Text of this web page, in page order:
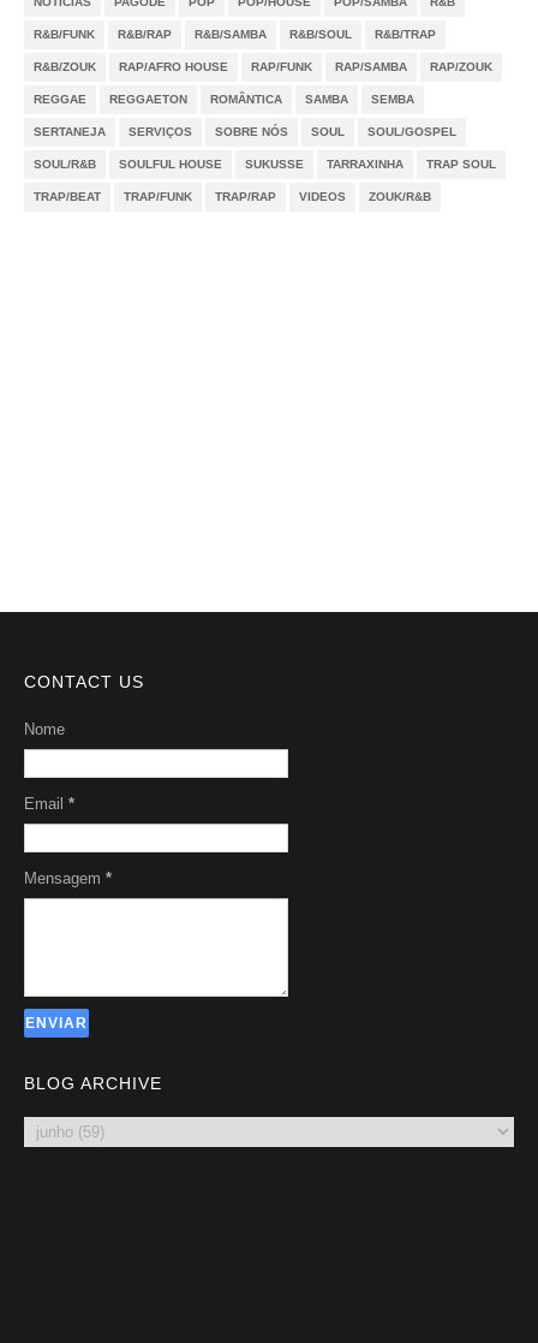
R&B/FUNK R&B/RAP R&B/SAMBA R&B/SOUL R&B/TRAP
R&B/ZOUK RAP/AFRO HOUSE RAP/FUNK RAP/SAMBA RAP/ZOUK
REGGAE REGGAETON ROMÂNTICA SAMBA SEMBA
SERTANEJA SERVIÇOS SOBRE NÓS SOUL SOUL/GOSPEL
SOUL/R&B SOULFUL HOUSE SUKUSSE TARRAXINHA TRAP SOUL
TRAP/BEAT TRAP/FUNK TRAP/RAP VIDEOS ZOUK/R&B
CONTACT US
Nome
Email *
Mensagem *
BLOG ARCHIVE